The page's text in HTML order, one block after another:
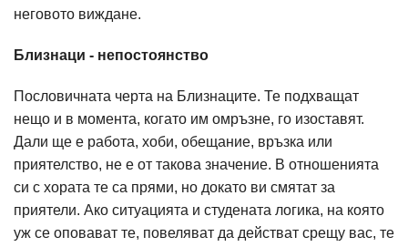
неговото виждане.
Близнаци - непостоянство
Пословичната черта на Близнаците. Те подхващат
нещо и в момента, когато им омръзне, го изоставят.
Дали ще е работа, хоби, обещание, връзка или
приятелство, не е от такова значение. В отношенията
си с хората те са прями, но докато ви смятат за
приятели. Ако ситуацията и студената логика, на която
уж се оповават те, повеляват да действат срещу вас, те